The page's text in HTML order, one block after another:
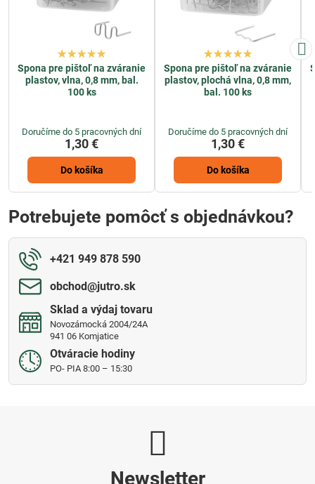
Spona pre pištoľ na zváranie
plastov, vlna, 0,8 mm, bal.
100 ks
Doručíme do 5 pracovných dní
1,30 €
Do košíka
Spona pre pištoľ na zváranie
plastov, plochá vlna, 0,8 mm,
bal. 100 ks
Doručíme do 5 pracovných dní
1,30 €
Do košíka
Potrebujete pomôcť s objednávkou?
+421 949 878 590
obchod​@jutro​.sk
Sklad a výdaj tovaru
Novozámocká 2004/24A
941 06 Komjatice
Otváracie hodiny
PO- PIA 8:00 – 15:30
Newsletter